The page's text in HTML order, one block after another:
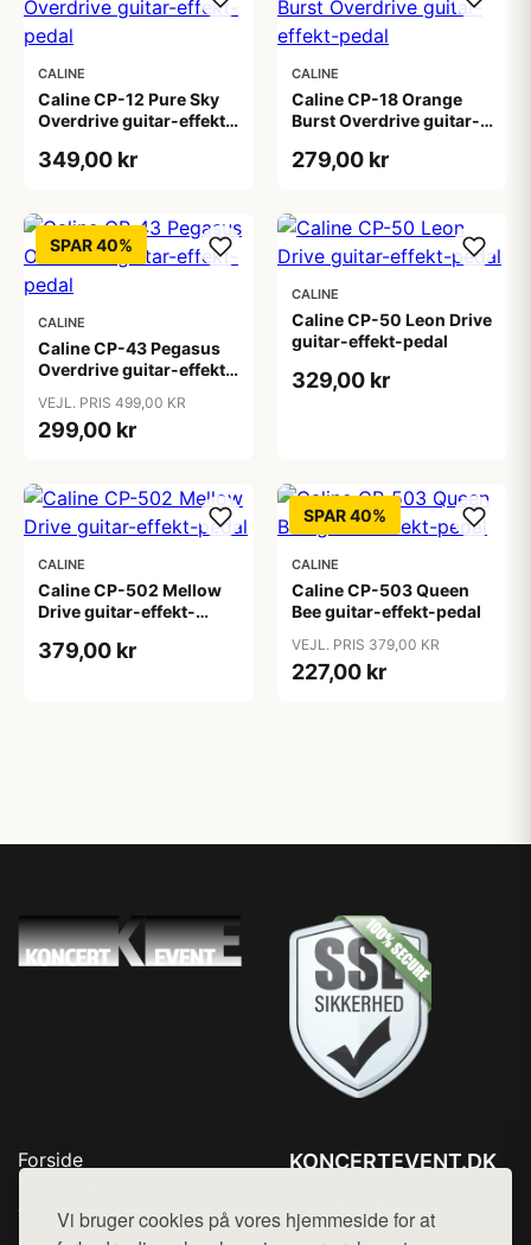
Vi bruger cookies på vores hjemmeside for at
CALINE
Caline CP-12 Pure Sky
Overdrive guitar-effekt-
349,00 kr
CALINE
Caline CP-18 Orange
Burst Overdrive guitar-
279,00 kr
SPAR 40%
CALINE
Caline CP-43 Pegasus
Overdrive guitar-effekt-
VEJL. PRIS 499,00 KR
299,00 kr
CALINE
Caline CP-50 Leon Drive
guitar-effekt-pedal
329,00 kr
CALINE
Caline CP-502 Mellow
Drive guitar-effekt-
379,00 kr
SPAR 40%
CALINE
Caline CP-503 Queen
Bee guitar-effekt-pedal
VEJL. PRIS 379,00 KR
227,00 kr
Forside
Top Rabatter
KONCERTEVENT.DK